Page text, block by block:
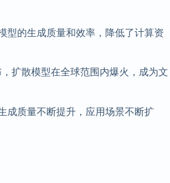
型的生成质量和效率，降低了计算资
扩散模型在全球范围内爆火，成为文
成质量不断提升，应用场景不断扩